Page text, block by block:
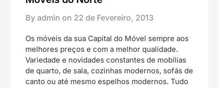
By admin on 22 de Fevereiro, 2013
Os móveis da sua Capital do Móvel sempre aos
melhores preços e com a melhor qualidade.
Variedade e novidades constantes de mobílias
de quarto, de sala, cozinhas modernos, sofás de
canto ou até mesmo espelhos modernos. Tudo